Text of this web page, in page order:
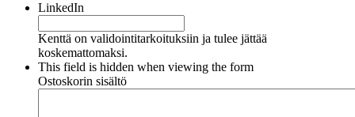
LinkedIn
Kenttä on validointitarkoituksiin ja tulee jättää
koskemattomaksi.
This field is hidden when viewing the form
Ostoskorin sisältö